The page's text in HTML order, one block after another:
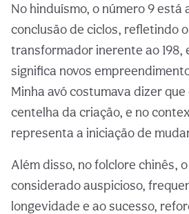
No hinduísmo, o número 9 está
conclusão de ciclos, refletindo
transformador inerente ao 198,
significa novos
Minha avó costumava dizer que
centelha da criação, e no
representa a iniciação de
Além disso, no folclore chinês,
considerado auspicioso,
longevidade e ao sucesso,